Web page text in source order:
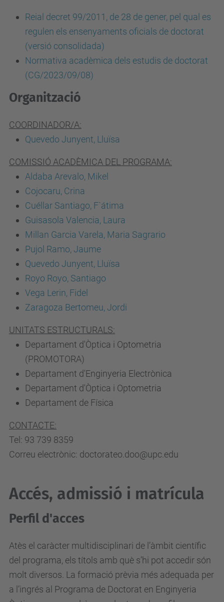
Reial decret 99/2011, de 28 de gener, pel qual es
regulen els ensenyaments oficials de doctorat
(versió consolidada)
Normativa acadèmica dels estudis de doctorat
(CG/2023/09/08)
Organització
COORDINADOR/A:
Quevedo Junyent, Lluïsa
COMISSIÓ ACADÈMICA DEL PROGRAMA:
Aldaba Arevalo, Mikel
Cojocaru, Crina
Cuéllar Santiago, F`átima
Guisasola Valencia, Laura
Millan Garcia Varela, Maria Sagrario
Pujol Ramo, Jaume
Quevedo Junyent, Lluïsa
Royo Royo, Santiago
Vega Lerin, Fidel
Zaragoza Bertomeu, Jordi
UNITATS ESTRUCTURALS:
Departament d'Òptica i Optometria
(PROMOTORA)
Departament d'Enginyeria Electrònica
Departament d'Òptica i Optometria
Departament de Física
CONTACTE:
Tel: 93 739 8359
Correu electrònic: doctorateo.doo@upc.edu
Accés, admissió i matrícula
Perfil d'acces
Atès el caràcter multidisciplinari de l’àmbit científic
del programa, els títols amb què s’hi pot accedir són
molt diversos. La formació prèvia més adequada per
a l’ingrés al Programa de Doctorat en Enginyeria